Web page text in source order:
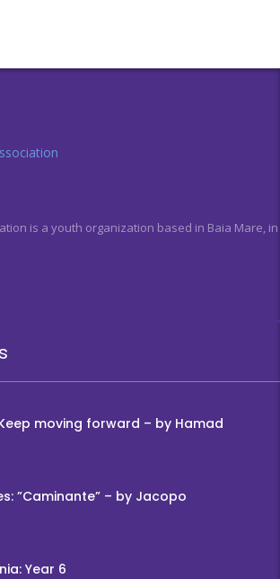
is a youth organization based in Baia Mare, in
moving forward – by Hamad
”Caminante” – by Jacopo
Year 6